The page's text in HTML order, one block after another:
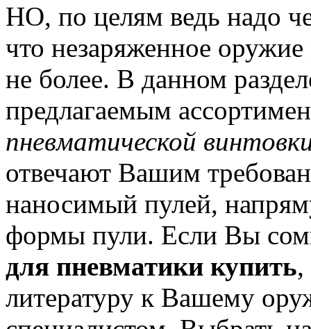
НО, по целям ведь надо
что незаряженное
не более. В данном
предлагаемым
пневматической
отвечают Вашим
наносимый пулей,
формы пули. Если Вы
для пневматики купить,
литературу к Вашему